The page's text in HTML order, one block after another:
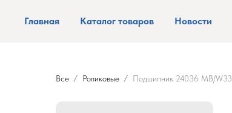
Главная Каталог товаров Новости
Все Роликовые Подшипник 24036 MB/W33